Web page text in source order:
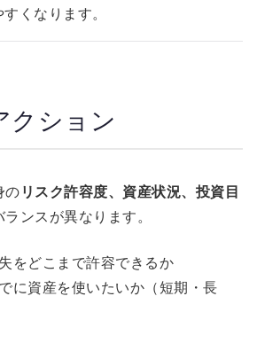
くなります。
クション
の リスク許容度、資産状況、投資目
ンスが異なります。
をどこまで許容できるか
に資産を使いたいか（短期・長